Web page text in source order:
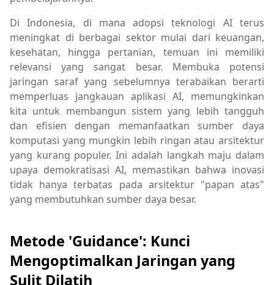
Di Indonesia, di mana adopsi teknologi AI terus
meningkat di berbagai sektor mulai dari keuangan,
kesehatan, hingga pertanian, temuan ini memiliki
relevansi yang sangat besar. Membuka potensi
jaringan saraf yang sebelumnya terabaikan berarti
memperluas jangkauan aplikasi AI, memungkinkan
kita untuk membangun sistem yang lebih tangguh
dan efisien dengan memanfaatkan sumber daya
komputasi yang mungkin lebih ringan atau arsitektur
yang kurang populer. Ini adalah langkah maju dalam
upaya demokratisasi AI, memastikan bahwa inovasi
tidak hanya terbatas pada arsitektur "papan atas"
yang membutuhkan sumber daya besar.
Metode 'Guidance': Kunci
Mengoptimalkan Jaringan yang
Sulit Dilatih